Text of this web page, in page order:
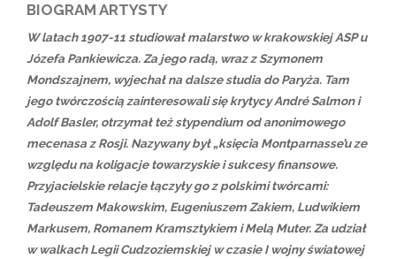
BIOGRAM ARTYSTY
W latach 1907-11 studiował malarstwo w krakowskiej ASP u
Józefa Pankiewicza. Za jego radą, wraz z Szymonem
Mondszajnem, wyjechał na dalsze studia do Paryża. Tam
jego twórczością zainteresowali się krytycy André Salmon i
Adolf Basler, otrzymał też stypendium od anonimowego
mecenasa z Rosji. Nazywany był „księcia Montparnasse’u ze
względu na koligacje towarzyskie i sukcesy finansowe.
Przyjacielskie relacje łączyły go z polskimi twórcami:
Tadeuszem Makowskim, Eugeniuszem Zakiem, Ludwikiem
Markusem, Romanem Kramsztykiem i Melą Muter. Za udział
w walkach Legii Cudzoziemskiej w czasie I wojny światowej